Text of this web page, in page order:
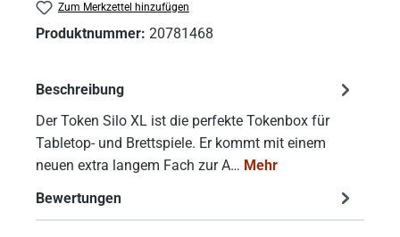
Zum Merkzettel hinzufügen
Produktnummer: 20781468
Beschreibung
Der Token Silo XL ist die perfekte Tokenbox für
Tabletop- und Brettspiele. Er kommt mit einem
neuen extra langem Fach zur A… Mehr
Bewertungen